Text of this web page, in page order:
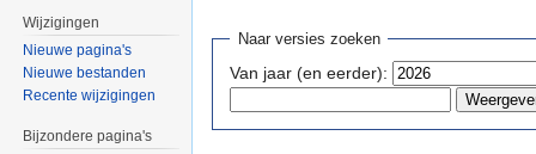
Naar versies zoeken
Van jaar (en eerder):
Wijzigingen
Nieuwe pagina's
Nieuwe bestanden
Recente wijzigingen
Bijzondere pagina's